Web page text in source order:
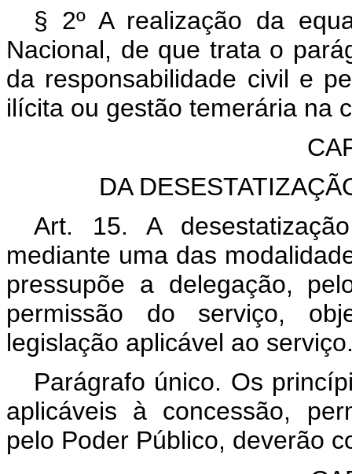
§ 2º A realização da
Nacional, de que trata o
da responsabilidade civil e
ilícita ou gestão temerária na
DA
Art. 15. A
mediante uma das
pressupõe a delegação,
permissão do serviço,
legislação aplicável ao
Parágrafo único. Os
aplicáveis à concessão,
pelo Poder Público, deverão